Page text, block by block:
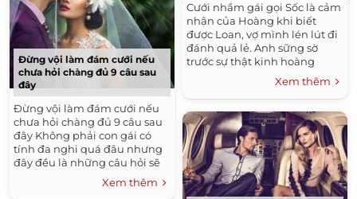
Đừng vội làm đám cưới nếu
chưa hỏi chàng đủ 9 câu sau
đây
Đừng vội làm đám cưới nếu
chưa hỏi chàng đủ 9 câu sau
đây Không phải con gái có
tính đa nghi quá đâu nhưng
đây đều là những câu hỏi sẽ
Xem thêm
Cưới nhầm gái gọi Sốc là cảm
nhận của Hoàng khi biết
được Loan, vợ mình lén lút đi
đánh quả lẻ. Anh sững sờ
trước sự thật kinh hoàng
Xem thêm